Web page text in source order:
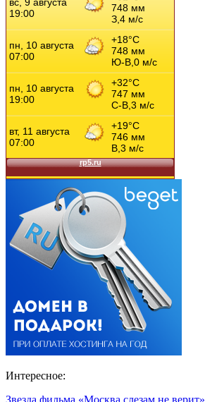
Интересное:
Звезда фильма «Москва слезам не